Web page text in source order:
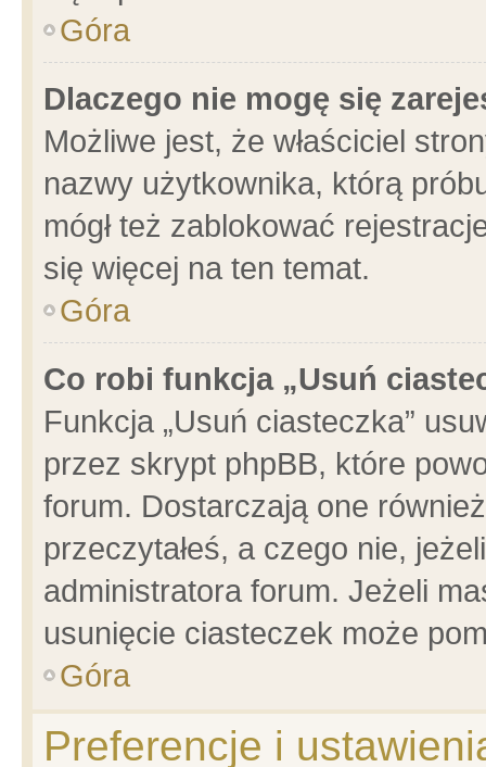
Góra
Dlaczego nie mogę się
Możliwe jest, że właściciel
nazwy użytkownika, którą
mógł też zablokować
się więcej na ten temat.
Góra
Co robi funkcja „Usuń
Funkcja „Usuń ciasteczka”
przez skrypt phpBB, które
forum. Dostarczają one
przeczytałeś, a czego nie,
administratora forum. Jeżeli
usunięcie ciasteczek może
Góra
Preferencje i